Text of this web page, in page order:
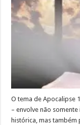
O tema de Apocalipse
– envolve não
histórica, mas